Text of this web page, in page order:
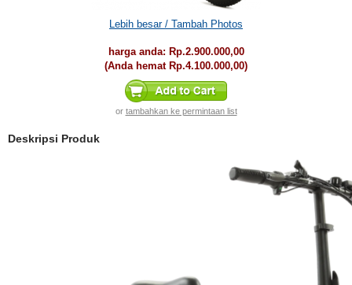
Lebih besar / Tambah Photos
harga anda: Rp.2.900.000,00
(Anda hemat Rp.4.100.000,00)
or tambahkan ke permintaan list
Deskripsi Produk